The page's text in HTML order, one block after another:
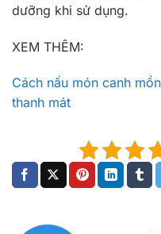
dưỡng khi sử dụng.
XEM THÊM:
Cách nấu món canh
thanh mát